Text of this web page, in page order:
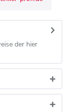
der hier